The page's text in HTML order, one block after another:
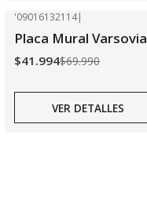
Agotado
'09016132114|
Placa Mural Varsovia
$41.994$69.990
VER DETALLES